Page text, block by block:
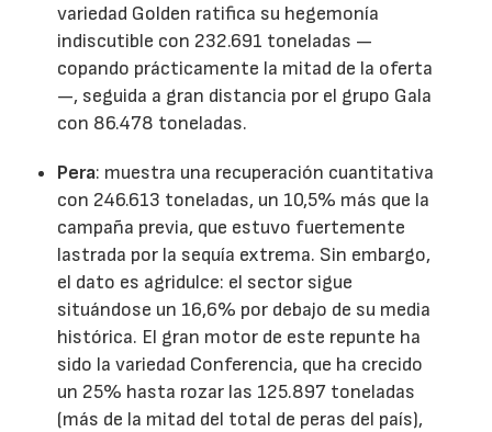
variedad Golden ratifica su hegemonía
indiscutible con 232.691 toneladas —
copando prácticamente la mitad de la oferta
—, seguida a gran distancia por el grupo Gala
con 86.478 toneladas.
Pera: muestra una recuperación cuantitativa
con 246.613 toneladas, un 10,5% más que la
campaña previa, que estuvo fuertemente
lastrada por la sequía extrema. Sin embargo,
el dato es agridulce: el sector sigue
situándose un 16,6% por debajo de su media
histórica. El gran motor de este repunte ha
sido la variedad Conferencia, que ha crecido
un 25% hasta rozar las 125.897 toneladas
(más de la mitad del total de peras del país),